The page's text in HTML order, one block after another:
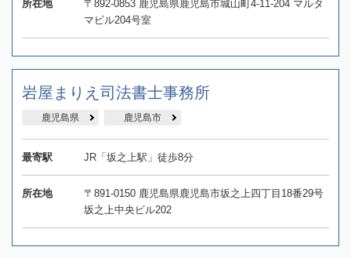
所在地
〒892-0853 鹿児島県鹿児島市城山町4-11-204 マルタ
マビル204号室
岩屋まりえ司法書士事務所
鹿児島県 鹿児島市
最寄駅 JR「坂之上駅」徒歩8分
所在地
〒891-0150 鹿児島県鹿児島市坂之上四丁目18番29号
坂之上中央ビル202